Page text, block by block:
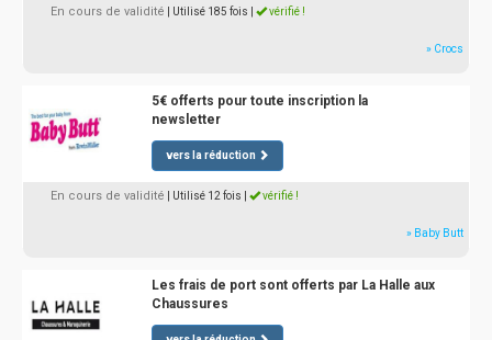
En cours de validité | Utilisé 185 fois vérifié !
» Crocs
5€ offerts pour toute inscription la
newsletter
vers la réduction
En cours de validité | Utilisé 12 fois vérifié !
» Baby Butt
Les frais de port sont offerts par La Halle aux
Chaussures